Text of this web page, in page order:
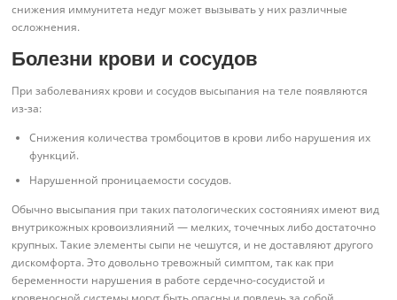
снижения иммунитета недуг может вызывать у них различные
осложнения.
Болезни крови и сосудов
При заболеваниях крови и сосудов высыпания на теле появляются
из-за:
Снижения количества тромбоцитов в крови либо нарушения их
функций.
Нарушенной проницаемости сосудов.
Обычно высыпания при таких патологических состояниях имеют вид
внутрикожных кровоизлияний — мелких, точечных либо достаточно
крупных. Такие элементы сыпи не чешутся, и не доставляют другого
дискомфорта. Это довольно тревожный симптом, так как при
беременности нарушения в работе сердечно-сосудистой и